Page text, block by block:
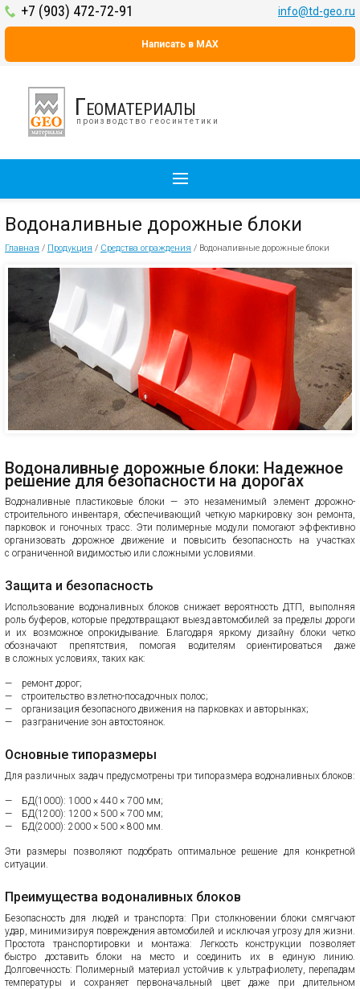
+7 (903) 472-72-91 info@td-geo.ru
Написать в MAX
Геоматериалы
производство геосинтетики
Водоналивные дорожные блоки
Главная / Продукция / Средства ограждения / Водоналивные дорожные блоки
Водоналивные дорожные блоки: Надежное
решение для безопасности на дорогах
Водоналивные пластиковые блоки — это незаменимый элемент дорожно-
строительного инвентаря, обеспечивающий четкую маркировку зон ремонта,
парковок и гоночных трасс. Эти полимерные модули помогают эффективно
организовать дорожное движение и повысить безопасность на участках
с ограниченной видимостью или сложными условиями.
Защита и безопасность
Использование водоналивных блоков снижает вероятность ДТП, выполняя
роль буферов, которые предотвращают выезд автомобилей за пределы дороги
и их возможное опрокидывание. Благодаря яркому дизайну блоки четко
обозначают препятствия, помогая водителям ориентироваться даже
в сложных условиях, таких как:
ремонт дорог;
строительство взлетно-посадочных полос;
организация безопасного движения на парковках и авторынках;
разграничение зон автостоянок.
Основные типоразмеры
Для различных задач предусмотрены три типоразмера водоналивных блоков:
БД(1000): 1000 × 440 × 700 мм;
БД(1200): 1200 × 500 × 700 мм;
БД(2000): 2000 × 500 × 800 мм.
Эти размеры позволяют подобрать оптимальное решение для конкретной
ситуации.
Преимущества водоналивных блоков
Безопасность для людей и транспорта: При столкновении блоки смягчают
удар, минимизируя повреждения автомобилей и исключая угрозу для жизни.
Простота транспортировки и монтажа: Легкость конструкции позволяет
быстро доставить блоки на место и соединить их в единую линию.
Долговечность: Полимерный материал устойчив к ультрафиолету, перепадам
температуры и сохраняет первоначальный цвет даже при длительном